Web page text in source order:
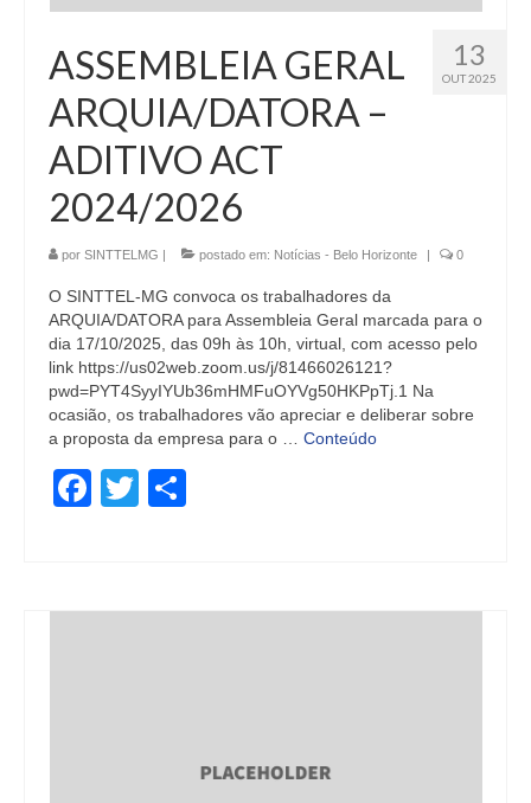
13
OUT 2025
ASSEMBLEIA GERAL
ARQUIA/DATORA –
ADITIVO ACT
2024/2026
por SINTTELMG | postado em: Notícias - Belo Horizonte | 0
O SINTTEL-MG convoca os trabalhadores da
ARQUIA/DATORA para Assembleia Geral marcada para o
dia 17/10/2025, das 09h às 10h, virtual, com acesso pelo
link https://us02web.zoom.us/j/81466026121?
pwd=PYT4SyyIYUb36mHMFuOYVg50HKPpTj.1 Na
ocasião, os trabalhadores vão apreciar e deliberar sobre
a proposta da empresa para o … Conteúdo
Facebook
Twitter